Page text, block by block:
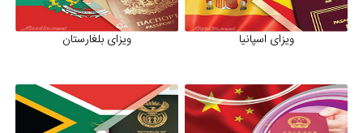
ویزای شینگن ایتالیا، ویزای شینگن سوئیس، ویزای شینگن اسپانیا، ویزای
شینگن ایتالیا و همچنین دلایل ریجکت ویزای شینگن و مدارک لازم برای
داده شده است.ویزای شینگن تضمینی یکی از شعارهایی است که امروزه
برای فروش ویزا مطرح می شود که در این خصوص می توانید با تیم
ویزای اسپانیا ویزای بلغارستان